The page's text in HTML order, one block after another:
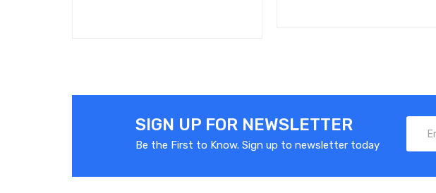
SIGN UP FOR NEWSLETTER
Be the First to Know. Sign up to newsletter today